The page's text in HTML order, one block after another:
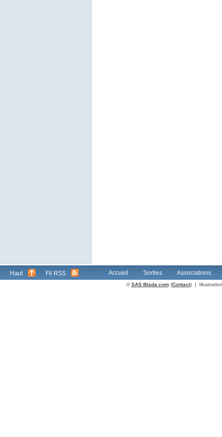
Haut Fil RSS Accueil Sorties Associations
©SAS Blada.com(Contact) |